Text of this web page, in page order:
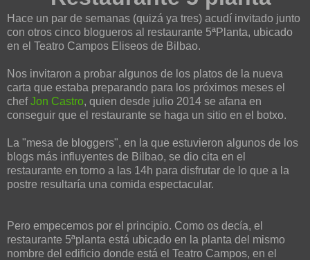
Hace un par de semanas (quizá ya tres) acudí invitado junto
con otros cinco blogueros al restaurante 5ªPlanta, ubicado
en el Teatro Campos Eliseos de Bilbao.
Nos invitaron a probar algunos de los platos de la nueva
carta que estaba preparando para los próximos meses el
chefJon Castro, quien desde julio 2014 se afana en
conseguir que el restaurante se haga un sitio en el botxo.
La "mesa de bloggers", en la que estuvieron algunos de los
blogs más influyentes de Bilbao, se dio cita en el
restaurante en torno a las 14h para disfrutar de lo que a la
postre resultaría una comida espectacular.
Pero empecemos por el principio. Como os decía, el
restaurante 5ªplanta está ubicado en la planta del mismo
nombre del edificio donde está el Teatro Campos, en el